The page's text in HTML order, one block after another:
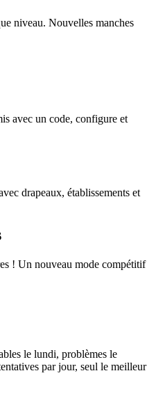
niveau. Nouvelles manches
avec un code, configure et
drapeaux, établissements et
! Un nouveau mode compétitif
le lundi, problèmes le
par jour, seul le meilleur